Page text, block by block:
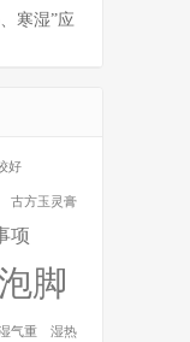
寒湿”应
好
古方玉灵膏
项
脚
气重 湿热